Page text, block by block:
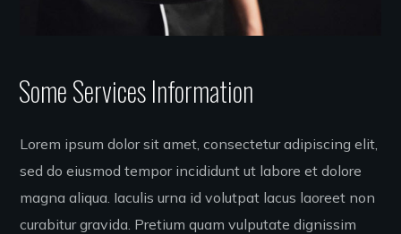
Some Services Information
Lorem ipsum dolor sit amet, consectetur adipiscing elit,
sed do eiusmod tempor incididunt ut labore et dolore
magna aliqua. Iaculis urna id volutpat lacus laoreet non
curabitur gravida. Pretium quam vulputate dignissim